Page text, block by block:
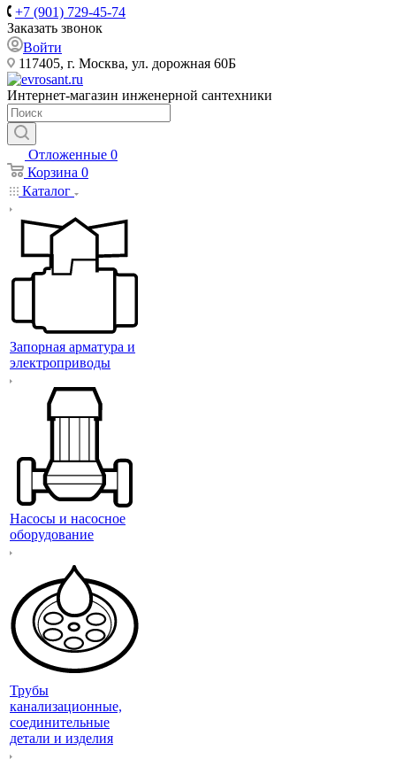
+7 (901) 729-45-74
Заказать звонок
Войти
117405, г. Москва, ул. дорожная 60Б
Интернет-магазин инженерной сантехники
Отложенные 0
Корзина 0
Каталог
Запорная арматура и
электроприводы
Насосы и насосное
оборудование
Трубы
канализационные,
соединительные
детали и изделия